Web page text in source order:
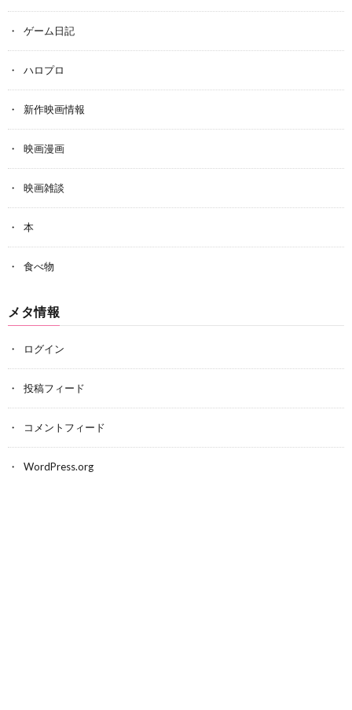
ゲーム日記
ハロプロ
新作映画情報
映画漫画
映画雑談
本
食べ物
メタ情報
ログイン
投稿フィード
コメントフィード
WordPress.org